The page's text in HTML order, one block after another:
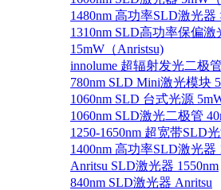
1480nm 高功率SLD激光器
1310nm SLD高功率保偏激
15mW（Anristsu)
innolume 超辐射发光二极
780nm SLD Mini激光模块
1060nm SLD 台式光源
1060nm SLD激光二极管
1250-1650nm 超宽带SLD
1400nm 高功率SLD激光器
Anritsu SLD激光器 1550nm
840nm SLD激光器 Anritsu